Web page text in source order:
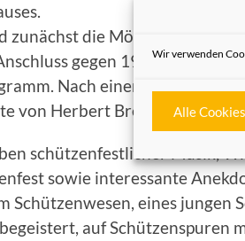
Wir verwenden
Alle Cookies
die Möglichkeit einer
gegen 19:00 Uhr
Nach einem Grußwort
von Herbert Breidenbach
schützenfestlicher Musik,
sowie interessante
Schützenwesen, eines jungen
auf Schützenspuren